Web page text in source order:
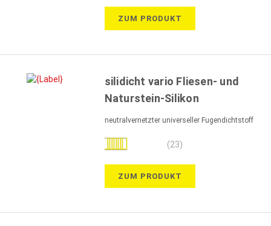
ZUM PRODUKT
silidicht vario Fliesen- und
Naturstein-Silikon
neutralvernetzter universeller Fugendichtstoff
Bewertung: (23)
ZUM PRODUKT